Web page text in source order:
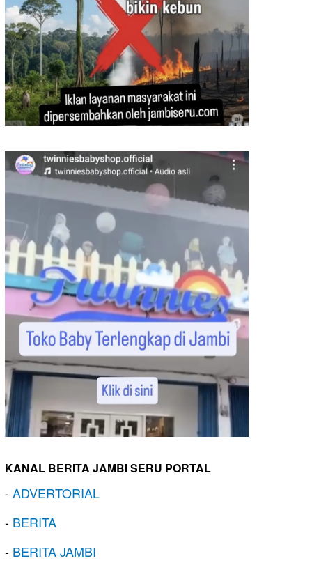
KANAL BERITA JAMBI SERU PORTAL
-ADVERTORIAL
- BERITA
- BERITA JAMBI